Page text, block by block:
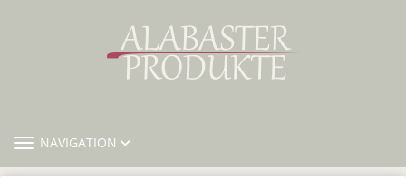
TOGGLE NAVIGATION
NAVIGATION